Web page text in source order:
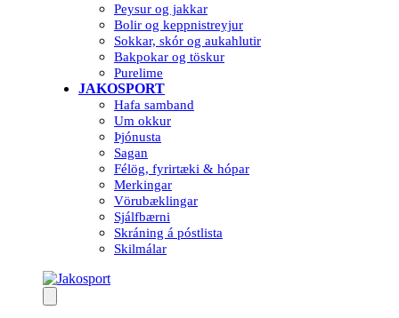
Peysur og jakkar
Bolir og keppnistreyjur
Sokkar, skór og aukahlutir
Bakpokar og töskur
Purelime
JAKOSPORT
Hafa samband
Um okkur
Þjónusta
Sagan
Félög, fyrirtæki & hópar
Merkingar
Vörubæklingar
Sjálfbærni
Skráning á póstlista
Skilmálar